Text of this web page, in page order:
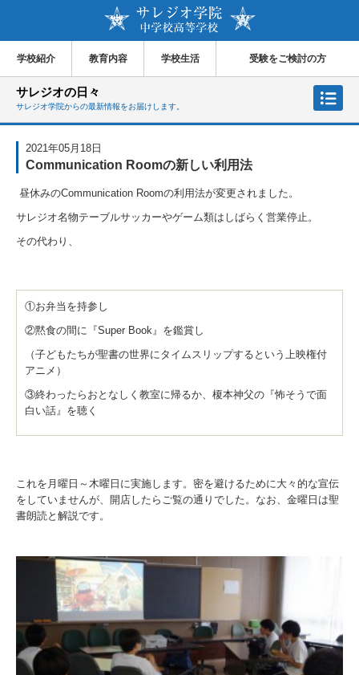
学校紹介 教育内容 学校生活 受験をご検討の方
サレジオの日々
サレジオ学院からの最新情報をお届けします。
2021年05月18日
Communication Roomの新しい利用法
昼休みのCommunication Roomの利用法が変更されました。
サレジオ名物テーブルサッカーやゲーム類はしばらく営業停止。
その代わり、
①お弁当を持参し
②黙食の間に『Super Book』を鑑賞し
（子どもたちが聖書の世界にタイムスリップするという上映権付
アニメ）
③終わったらおとなしく教室に帰るか、榎本神父の『怖そうで面
白い話』を聴く
これを月曜日～木曜日に実施します。密を避けるために大々的な宣伝
をしていませんが、開店したらご覧の通りでした。なお、金曜日は聖
書朗読と解説です。